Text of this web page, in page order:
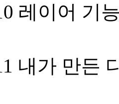
레이어 기
내가 만든